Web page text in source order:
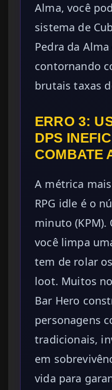
Alma, você
sistema de
Pedra da
contornando
brutais taxas
ERRO 3:
DPS
COMBATE
A métrica
RPG idle é o
minuto
você limpa
tem de rolar
loot. Muitos
Bar Hero
personagens
tradicionais,
em
vida para